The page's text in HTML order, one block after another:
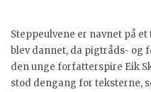
Steppeulvene er navnet på
blev dannet, da pigtråds- og
den unge forfatterspire Eik
stod dengang for teksterne,